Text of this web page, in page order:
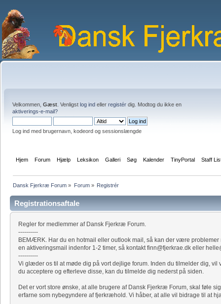
Velkommen, Gæst . Venligst log ind eller registér dig. Modtog du ikke en
aktiverings-e-mail?
Log ind med brugernavn, kodeord og sessionslængde
Hjem Forum Hjælp Leksikon Galleri Søg Kalender TinyPortal Staff
Dansk Fjerkræ Forum » Forum» Registrér
Registrationsaftale
Regler for medlemmer af Dansk Fjerkræ Forum.
----------
BEMÆRK. Har du en hotmail eller outlook mail, så kan der være
en aktiveringsmail indenfor 1-2 timer, så kontakt finn@fjerkrae.dk eller
----------
Vi glæder os til at møde dig på vort dejlige forum. Inden du tilmelder dig,
du acceptere og efterleve disse, kan du tilmelde dig nederst på siden.
Det er vort store ønske, at alle brugere af Dansk Fjerkræ Forum, skal føle
erfarne som nybegyndere af fjerkræhold. Vi håber, at alle vil bidrage til at